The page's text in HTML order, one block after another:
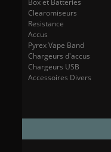
Box et Batteries
Clearomiseurs
Resistance
Accus
Pyrex Vape Band
Chargeurs d'accus
Chargeurs USB
Accessoires Divers